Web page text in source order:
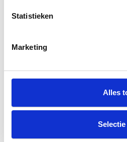
Statistieken
Marketing
Alles